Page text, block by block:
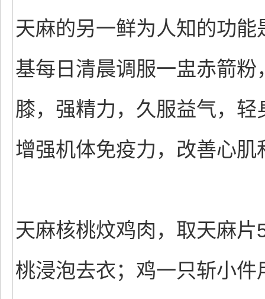
天麻的另一鲜为人知的功
基每日清晨调服一盅赤箭粉
膝，强精力，久服益气，
增强机体免疫力，改善心
天麻核桃炆鸡肉，取天麻
桃浸泡去衣；鸡一只斩小